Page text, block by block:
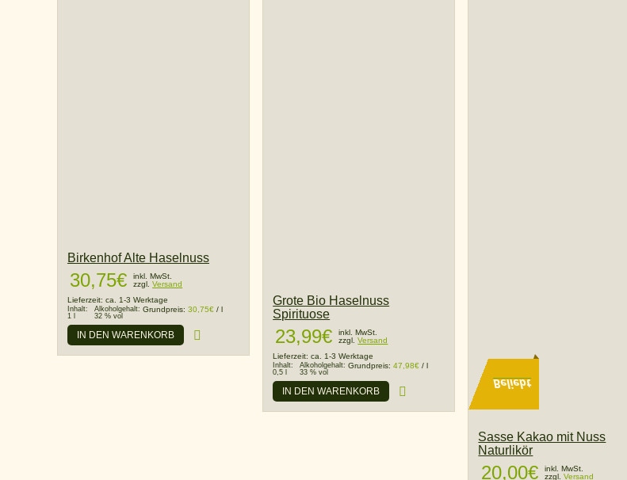
Birkenhof Alte Haselnuss
30,75€
inkl. MwSt.
zzgl.Versand
Lieferzeit: ca. 1-3 Werktage
Inhalt:
1 l
Alkoholgehalt:
32 % vol
Grundpreis: 30,75€/ l
IN DEN WARENKORB
Grote Bio Haselnuss
Spirituose
23,99€
inkl. MwSt.
zzgl.Versand
Lieferzeit:ca. 1-3 Werktage
Inhalt:
0,5 l
Alkoholgehalt:
33 % vol
Grundpreis:47,98€ /l
IN DEN WARENKORB Beliebt
Sasse Kakao mit Nuss
Naturlikör
20,00€
inkl. MwSt.
zzgl. Versand